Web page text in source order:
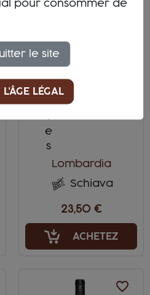
Lombardia
Schiava
23,50 €
ACHETEZ
favorite_border
pour consommer de
le site
LÉGAL